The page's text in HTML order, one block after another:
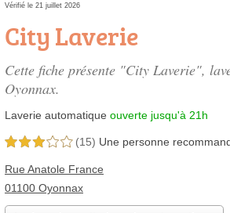
Vérifié le 21 juillet 2026
City Laverie
Cette fiche présente "City Laverie",
Oyonnax.
Laverie automatique ouverte jusqu'à 21h
3,0 étoiles sur 5 (15) Une personne
Rue Anatole France
01100 Oyonnax